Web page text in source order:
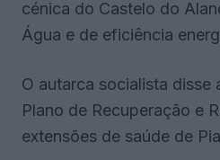
cénica do Castelo do
Água e de eficiência
O autarca socialista
Plano de Recuperação e
extensões de saúde de